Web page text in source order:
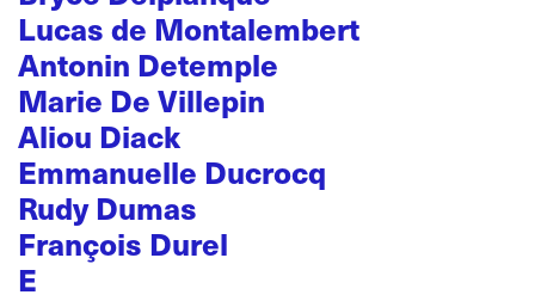
Lucas de Montalembert
Antonin Detemple
Marie De Villepin
Aliou Diack
Emmanuelle Ducrocq
Rudy Dumas
François Durel
E